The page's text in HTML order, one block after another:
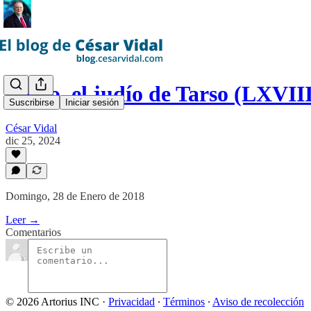
Suscribirse Iniciar sesión
Pablo, el judío de Tarso
César Vidal
dic 25, 2024
Domingo, 28 de Enero de 2018
Leer →
Comentarios
© 2026 Artorius INC · Privacidad ∙ Términos ∙ Aviso de recolección